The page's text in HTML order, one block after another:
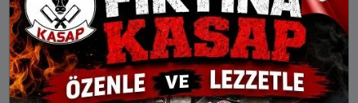
Karapınar Karatay Kulu Meram
Sarayönü Selçuklu Seydişehir Taşkent
Tuzlukçu Yalıhüyük Yunak